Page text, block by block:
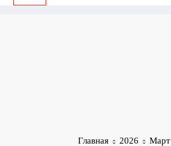
Главная 2026 Март